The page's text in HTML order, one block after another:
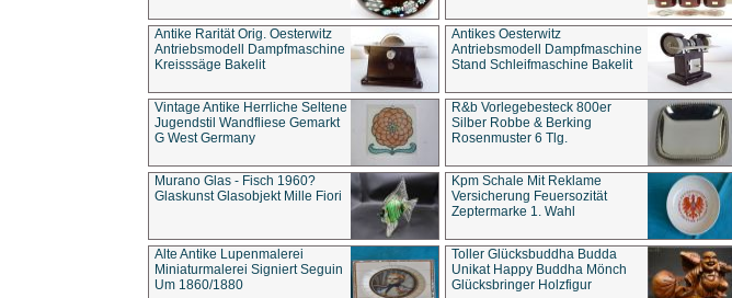
Antike Rarität Orig. Oesterwitz
Antriebsmodell Dampfmaschine
Kreisssäge Bakelit
Antikes Oesterwitz
Antriebsmodell Dampfmaschine
Stand Schleifmaschine Bakelit
Vintage Antike Herrliche Seltene
Jugendstil Wandfliese Gemarkt
G West Germany
R&b Vorlegebesteck 800er
Silber Robbe & Berking
Rosenmuster 6 Tlg.
Murano Glas - Fisch 1960?
Glaskunst Glasobjekt Mille Fiori
Kpm Schale Mit Reklame
Versicherung Feuersozität
Zeptermarke 1. Wahl
Alte Antike Lupenmalerei
Miniaturmalerei Signiert Seguin
Um 1860/1880
Toller Glücksbuddha Budda
Unikat Happy Buddha Mönch
Glücksbringer Holzfigur